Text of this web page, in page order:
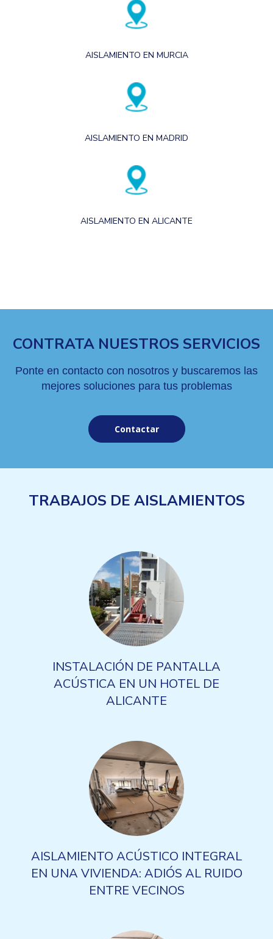
AISLAMIENTO EN MURCIA
AISLAMIENTO EN MADRID
AISLAMIENTO EN ALICANTE
CONTRATA NUESTROS SERVICIOS
Ponte en contacto con nosotros y buscaremos las
mejores soluciones para tus problemas
Contactar
TRABAJOS DE AISLAMIENTOS
INSTALACIÓN DE PANTALLA
ACÚSTICA EN UN HOTEL DE
ALICANTE
AISLAMIENTO ACÚSTICO INTEGRAL
EN UNA VIVIENDA: ADIÓS AL RUIDO
ENTRE VECINOS